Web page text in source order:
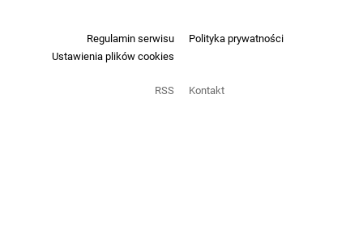
Regulamin serwisu
Polityka prywatności
Ustawienia plików cookies
RSS Kontakt